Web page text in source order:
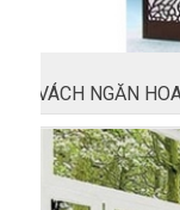
VÁCH NGĂN